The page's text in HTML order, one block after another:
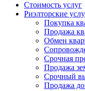
Стоимость услуг
Риэлторские
Покупка
Продажа
Обмен
Срочная
Продажа
Срочный
Продажа